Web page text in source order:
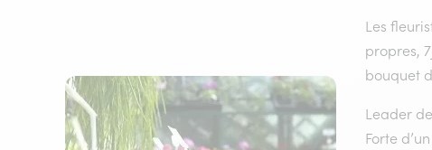
Les
propres,
bouquet
Leader
Forte